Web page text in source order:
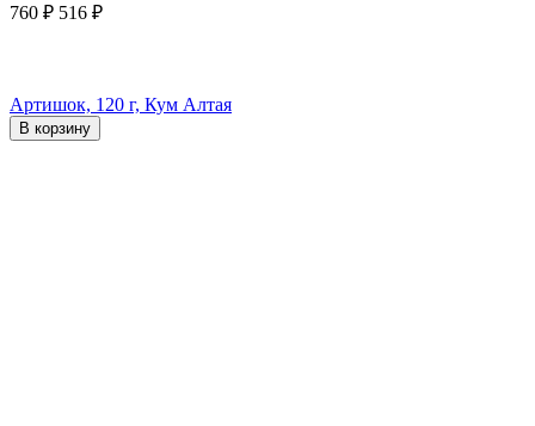
760 ₽ 516 ₽
Артишок, 120 г, Кум Алтая
В корзину